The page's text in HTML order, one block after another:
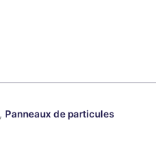
, Panneaux de particules